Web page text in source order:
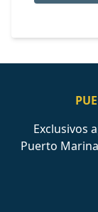
Exclusivos
Puerto